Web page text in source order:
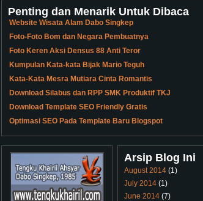
Penting dan Menarik Untuk Dibaca
Website Wisata Alam Dabo Singkep
Foto-Foto Bom dan Negara Pembuatnya
Foto Keren Aksi Densus 88 Anti Teror
Kumpulan Kata-kata Bijak Mario Teguh
Kata-Kata Mesra Mutiara Cinta Romantis
Download Silabus dan RPP SMK Produktif TKJ
Download Template SEO Friendly Gratis
Optimasi SEO Pada Template Baru Blogspot
Arsip Blog Ini
August 2014 (1)
July 2014 (1)
June 2014 (7)